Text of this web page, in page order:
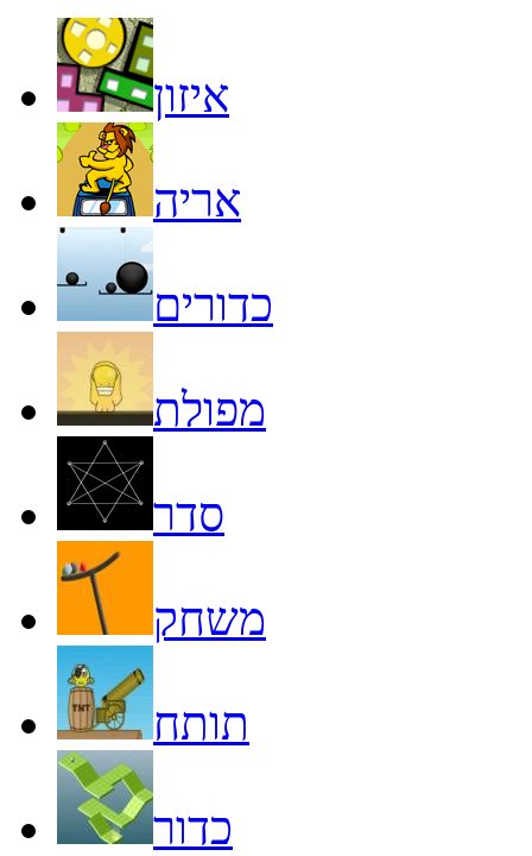
איזון
אריה
כדורים
מפולת
סדר
משחק
תותח
כדור